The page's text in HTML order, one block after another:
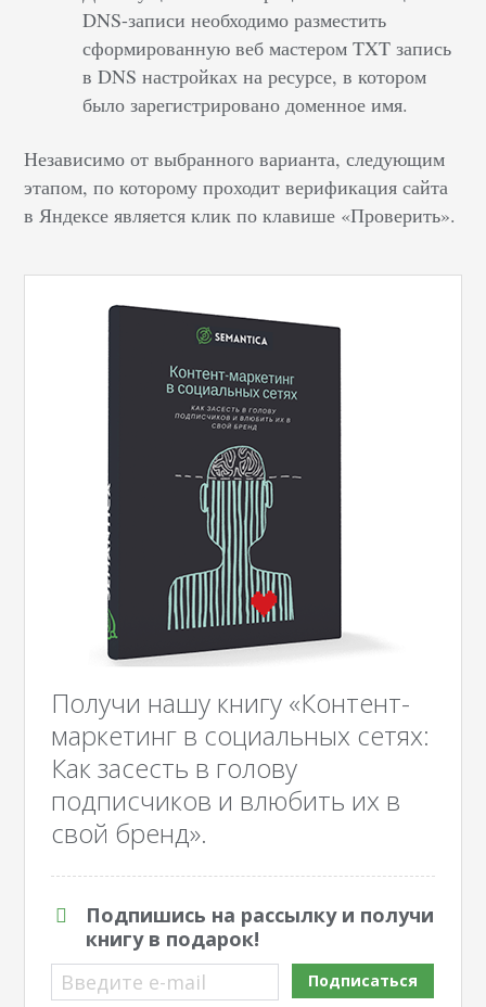
DNS-записи необходимо разместить
сформированную веб мастером TXT запись
в DNS настройках на ресурсе, в котором
было зарегистрировано доменное имя.
Независимо от выбранного варианта, следующим
этапом, по которому проходит верификация сайта
в Яндексе является клик по клавише «Проверить».
Получи нашу книгу «Контент-
маркетинг в социальных сетях:
Как засесть в голову
подписчиков и влюбить их в
свой бренд».
Подпишись на рассылку и получи
книгу в подарок!
Введите e-mail
Подписаться